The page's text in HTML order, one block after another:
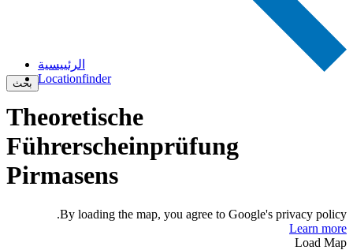
بحث
الرئييسية
Locationfinder
Theoretische
Führerscheinprüfung
Pirmasens
By loading the map, you agree to Google's privacy policy.
Learn more
Load Map